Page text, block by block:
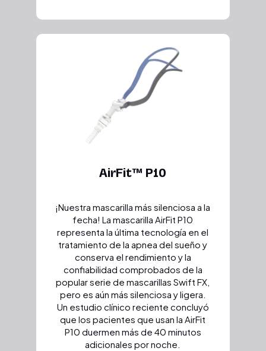
AirFit™ P10
¡Nuestra mascarilla más silenciosa a la
fecha! La mascarilla AirFit P10
representa la última tecnología en el
tratamiento de la apnea del sueño y
conserva el rendimiento y la
confiabilidad comprobados de la
popular serie de mascarillas Swift FX,
pero es aún más silenciosa y ligera.
Un estudio clínico reciente concluyó
que los pacientes que usan la AirFit
P10 duermen más de 40 minutos
adicionales por noche.